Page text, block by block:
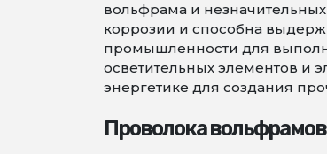
вольфрама и
коррозии и способна
промышленности для
осветительных элементов и
энергетике для создания
Проволока